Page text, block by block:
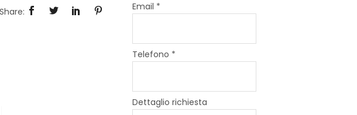
Email *
Telefono *
Dettaglio richiesta